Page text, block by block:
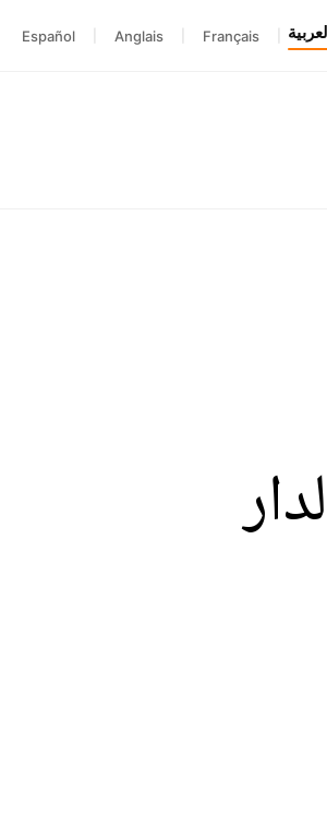
Français
Anglais
Español